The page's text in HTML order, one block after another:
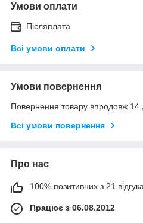
Умови оплати
Післяплата
Всі умови оплати
Умови повернення
Повернення товару впродовж 14
Всі умови повернення
Про нас
100% позитивних з 21
Працює з 06.08.2012